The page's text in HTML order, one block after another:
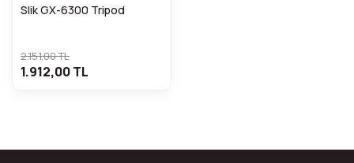
Slik GX-6300 Tripod
2.151,00 TL
1.912,00 TL